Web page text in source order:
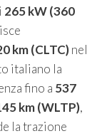
265 kW (360
km (CLTC)nel
italiano la
fino a 537
km (WLTP),
la trazione